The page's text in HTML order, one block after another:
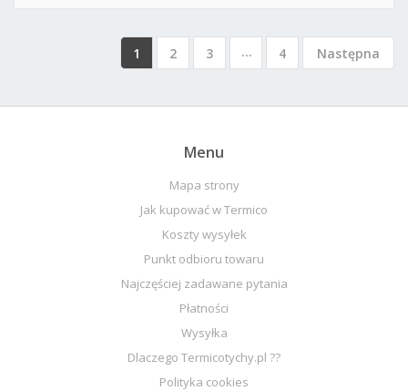
1 2 3 ... 4 Następna
Menu
Mapa strony
Jak kupować w Termico
Koszty wysyłek
Punkt odbioru towaru
Najczęściej zadawane pytania
Płatności
Wysyłka
Dlaczego Termicotychy.pl ??
Polityka cookies